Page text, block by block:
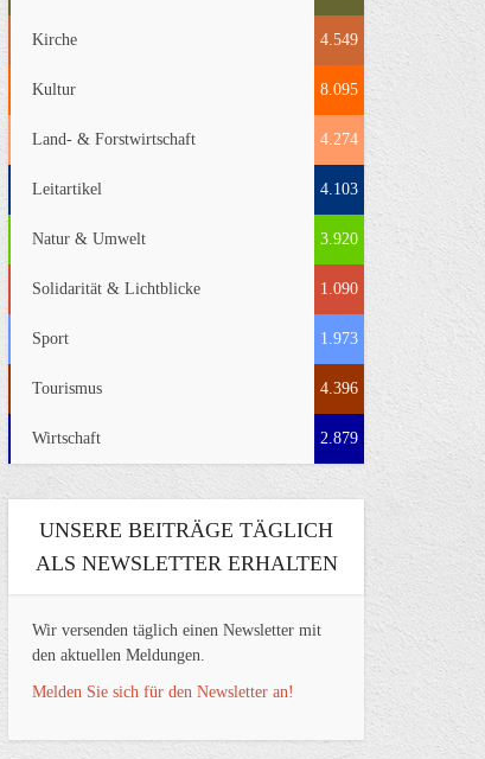
Kirche 4.549
Kultur 8.095
Land- & Forstwirtschaft 4.274
Leitartikel 4.103
Natur & Umwelt 3.920
Solidarität & Lichtblicke 1.090
Sport 1.973
Tourismus 4.396
Wirtschaft 2.879
UNSERE BEITRÄGE TÄGLICH
ALS NEWSLETTER ERHALTEN
Wir versenden täglich einen Newsletter mit
den aktuellen Meldungen.
Melden Sie sich für den Newsletter an!